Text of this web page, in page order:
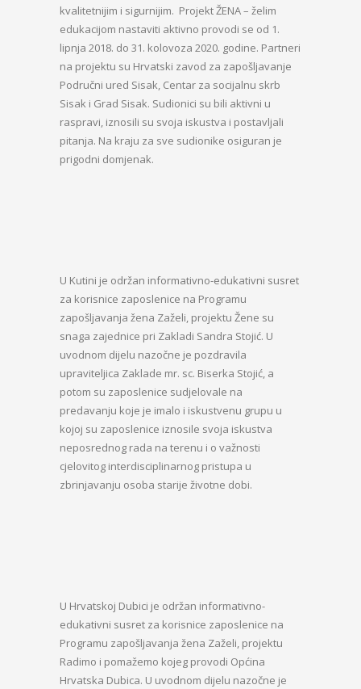
kvalitetnijim i sigurnijim. Projekt ŽENA – želim
edukacijom nastaviti aktivno provodi se od 1.
lipnja 2018. do 31. kolovoza 2020. godine. Partneri
na projektu su Hrvatski zavod za zapošljavanje
Područni ured Sisak, Centar za socijalnu skrb
Sisak i Grad Sisak. Sudionici su bili aktivni u
raspravi, iznosili su svoja iskustva i postavljali
pitanja. Na kraju za sve sudionike osiguran je
prigodni domjenak.
U Kutini je održan informativno-edukativni susret
za korisnice zaposlenice na Programu
zapošljavanja žena Zaželi, projektu Žene su
snaga zajednice pri Zakladi Sandra Stojić. U
uvodnom dijelu nazočne je pozdravila
upraviteljica Zaklade mr. sc. Biserka Stojić, a
potom su zaposlenice sudjelovale na
predavanju koje je imalo i iskustvenu grupu u
kojoj su zaposlenice iznosile svoja iskustva
neposrednog rada na terenu i o važnosti
cjelovitog interdisciplinarnog pristupa u
zbrinjavanju osoba starije životne dobi.
U Hrvatskoj Dubici je održan informativno-
edukativni susret za korisnice zaposlenice na
Programu zapošljavanja žena Zaželi, projektu
Radimo i pomažemo kojeg provodi Općina
Hrvatska Dubica. U uvodnom dijelu nazočne je